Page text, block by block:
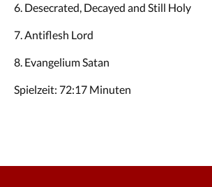
6. Desecrated, Decayed and Still Holy
7. Antiflesh Lord
8. Evangelium Satan
Spielzeit: 72:17 Minuten